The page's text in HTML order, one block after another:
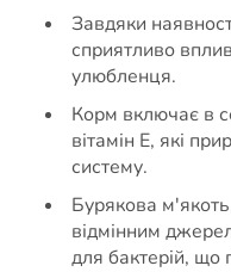
Завдяки
сприятливо
улюбленця.
Корм включає в
вітамін Е, які
систему.
Бурякова
відмінним
для бактерій, що